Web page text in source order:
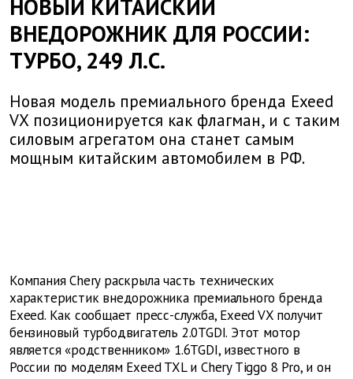
НОВЫЙ КИТАЙСКИЙ
ВНЕДОРОЖНИК ДЛЯ РОССИИ:
ТУРБО, 249 Л.С.
Новая модель премиального бренда Exeed
VX позиционируется как флагман, и с таким
силовым агрегатом она станет самым
мощным китайским автомобилем в РФ.
Компания Chery раскрыла часть технических
характеристик внедорожника премиального бренда
Exeed. Как сообщает пресс-служба, Exeed VX получит
бензиновый турбодвигатель 2.0TGDI. Этот мотор
является «родственником» 1.6TGDI, известного в
России по моделям Exeed TXL и Chery Tiggo 8 Pro, и он